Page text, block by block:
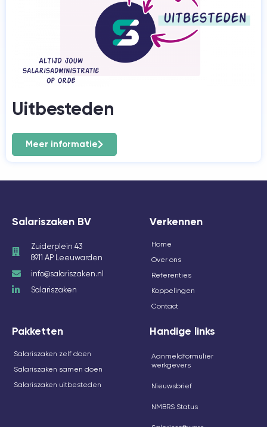
Uitbesteden
Meer informatie
Salariszaken BV
Zuiderplein 43
8911 AP Leeuwarden
info@salariszaken.nl
Salariszaken
Verkennen
Home
Over ons
Referenties
Koppelingen
Contact
Pakketten
Salariszaken zelf doen
Salariszaken samen doen
Salariszaken uitbesteden
Handige links
Aanmeldformulier
werkgevers
Nieuwsbrief
NMBRS Status